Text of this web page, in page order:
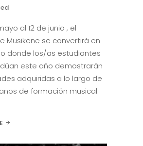
al 12 de junio , el
Musikene se convertirá en
donde los/as estudiantes
este año demostrarán
adquiridas a lo largo de
de formación musical.